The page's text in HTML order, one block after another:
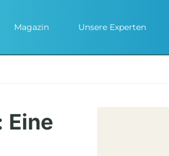
Magazin Unsere Experten
Eine